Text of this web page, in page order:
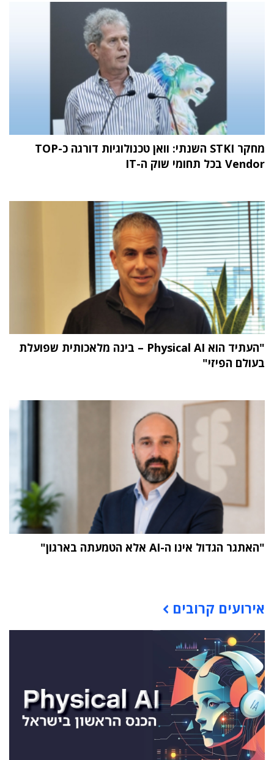
מחקר STKI השנתי: וואן טכנולוגיות דורגה כ-TOP
Vendor בכל תחומי שוק ה-IT
"העתיד הוא Physical AI – בינה מלאכותית שפועלת
בעולם הפיזי"
"האתגר הגדול אינו ה-AI אלא הטמעתה בארגון"
אירועים קרובים